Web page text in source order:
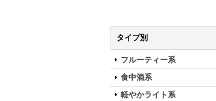
タイプ別
フルーティー系
食中酒系
軽やかライト系